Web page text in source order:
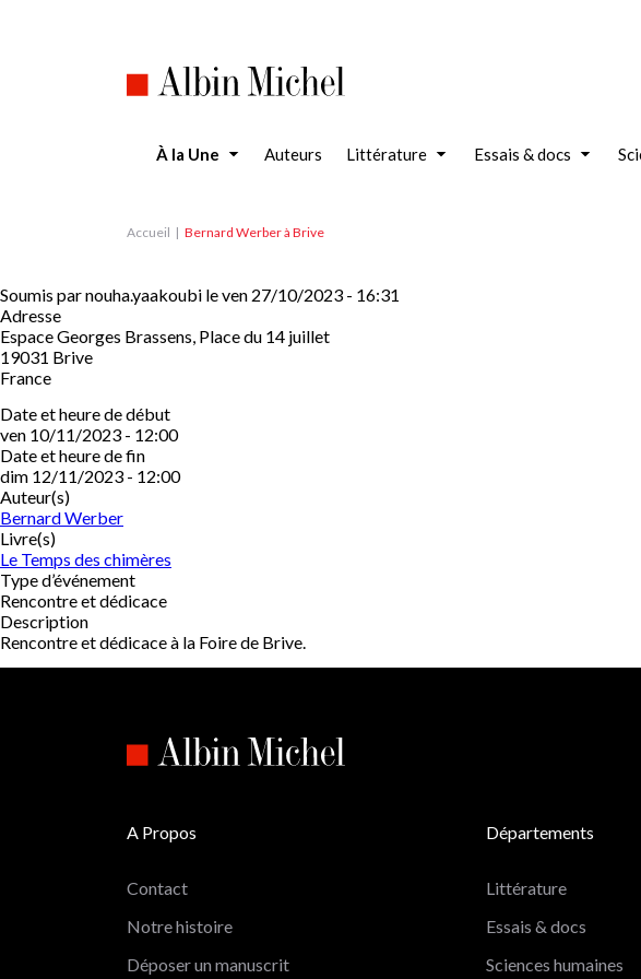
À la Une Auteurs Littérature Essais & docs
Accueil Bernard Werber à Brive
Soumis parnouha.yaakoubi leven 27/10/2023 - 16:31
Adresse
Espace Georges Brassens, Place du 14 juillet
19031 Brive
France
Date et heure de début
ven 10/11/2023 - 12:00
Date et heure de fin
dim 12/11/2023 - 12:00
Auteur(s)
Bernard Werber
Livre(s)
Le Temps des chimères
Type d’événement
Rencontre et dédicace
Description
Rencontre et dédicace à la Foire de Brive.
A Propos
Contact
Notre histoire
Déposer un manuscrit
Départements
Littérature
Essais & docs
Sciences humaines